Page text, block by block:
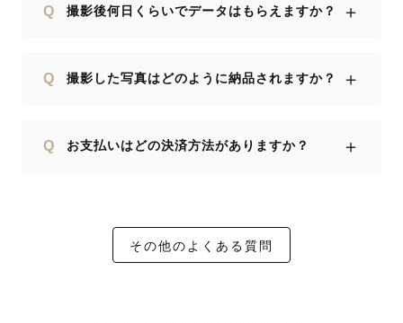
Q 撮影後何日くらいでデータはもらえますか？ ＋
Q 撮影した写真はどのように納品されますか？ ＋
Q お支払いはどの決済方法がありますか？ ＋
その他のよくある質問